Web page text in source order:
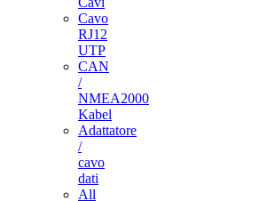
Cavo
RJ12
UTP
CAN
/
NMEA2000
Kabel
Adattatore
/
cavo
dati
All